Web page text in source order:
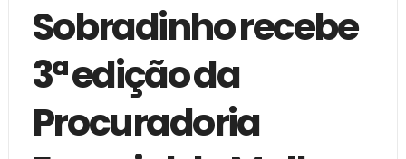
Sobradinho recebe
3ª edição da
Procuradoria